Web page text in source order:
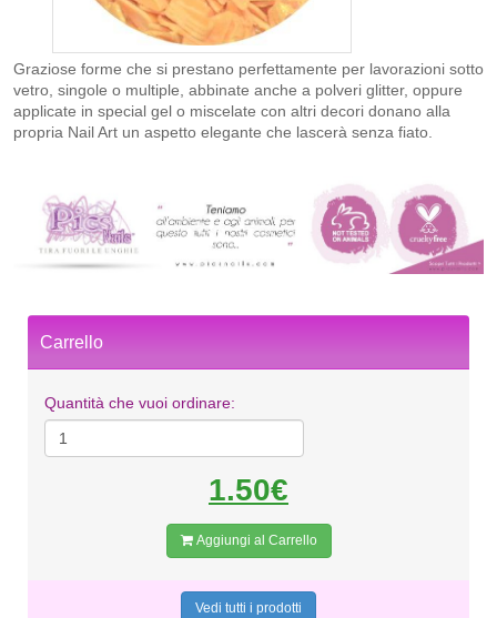
Graziose forme che si prestano perfettamente per lavorazioni sotto
vetro, singole o multiple, abbinate anche a polveri glitter, oppure
applicate in special gel o miscelate con altri decori donano alla
propria Nail Art un aspetto elegante che lascerà senza fiato.
Carrello
Quantità che vuoi ordinare:
1.50€
Aggiungi al Carrello
Vedi tutti i prodotti